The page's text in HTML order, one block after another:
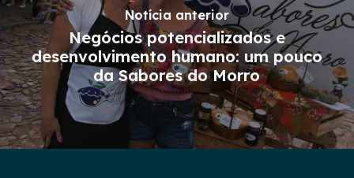
Notícia anterior
Negócios potencializados e
desenvolvimento humano: um pouco
da Sabores do Morro